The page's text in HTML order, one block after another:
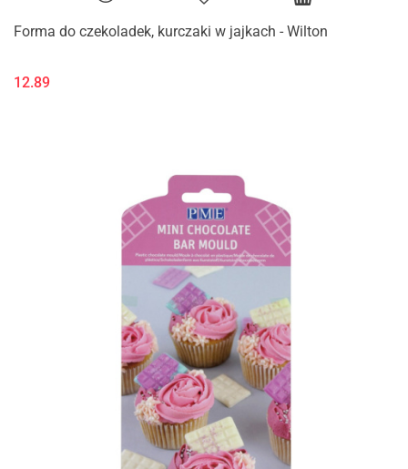
Forma do czekoladek, kurczaki w jajkach - Wilton
12.89